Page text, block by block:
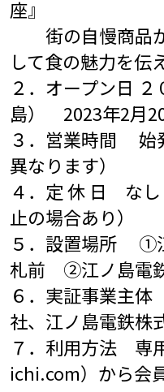
座』
街の自慢商品
して食の魅力を伝
２．オープン日
島） 2023年2月
３．営業時間 始
異なります）
４．定 休 日 な
止の場合あり）
５．設置場所 ①
札前 ②江ノ島電
６．実証事業主
社、江ノ島電鉄株
７．利用方法 専
ichi.com）から会